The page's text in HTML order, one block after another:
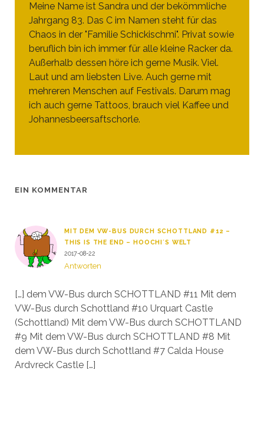
Meine Name ist Sandra und der bekömmliche
Jahrgang 83. Das C im Namen steht für das
Chaos in der "Familie Schickischmi". Privat sowie
beruflich bin ich immer für alle kleine Racker da.
Außerhalb dessen höre ich gerne Musik. Viel.
Laut und am liebsten Live. Auch gerne mit
mehreren Menschen auf Festivals. Darum mag
ich auch gerne Tattoos, brauch viel Kaffee und
Johannesbeersaftschorle.
EIN KOMMENTAR
MIT DEM VW-BUS DURCH SCHOTTLAND #12 –
THIS IS THE END – HOOCHI´S WELT
2017-08-22
Antworten
[…] dem VW-Bus durch SCHOTTLAND #11 Mit dem
VW-Bus durch Schottland #10 Urquart Castle
(Schottland) Mit dem VW-Bus durch SCHOTTLAND
#9 Mit dem VW-Bus durch SCHOTTLAND #8 Mit
dem VW-Bus durch Schottland #7 Calda House
Ardvreck Castle […]